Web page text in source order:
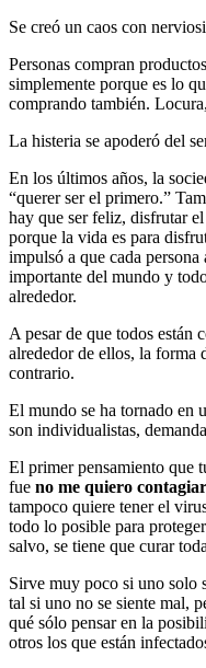
Se creó un caos con
Personas compran
simplemente porque es lo
comprando también.
La histeria se apoderó del
En los últimos años, la
“querer ser el primero.”
hay que ser feliz, disfrutar
porque la vida es para
impulsó a que cada
importante del mundo y
alrededor.
A pesar de que todos están
alrededor de ellos, la forma
contrario.
El mundo se ha tornado en
son individualistas,
El primer pensamiento que
fue no me quiero contagiar
tampoco quiere tener el
todo lo posible para
salvo, se tiene que curar
Sirve muy poco si uno solo
tal si uno no se siente mal,
qué sólo pensar en la
otros los que están